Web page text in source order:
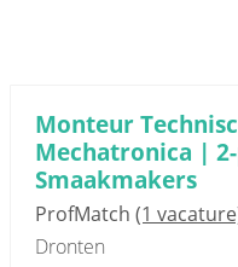
Monteur
Mechatronica |
Smaakmakers
ProfMatch (1
Dronten